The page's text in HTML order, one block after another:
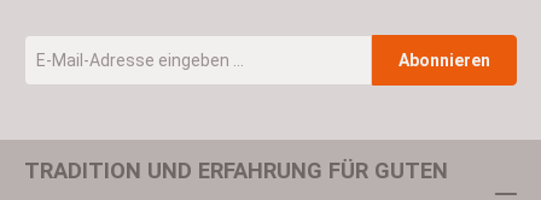
Abonnieren
Um weiterzugehen, geben Sie die oben abgebildeten Zeichen ein
TRADITION UND ERFAHRUNG FÜR GUTEN